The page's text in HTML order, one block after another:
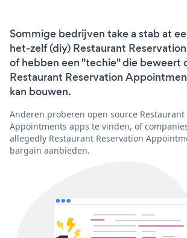
Sommige bedrijven take a stab at
het-zelf (diy) Restaurant
of hebben een "techie" die beweert
Restaurant Reservation
kan bouwen.
Anderen proberen open source Restaurant
Appointments apps te vinden, of
allegedly Restaurant Reservation
bargain aanbieden.